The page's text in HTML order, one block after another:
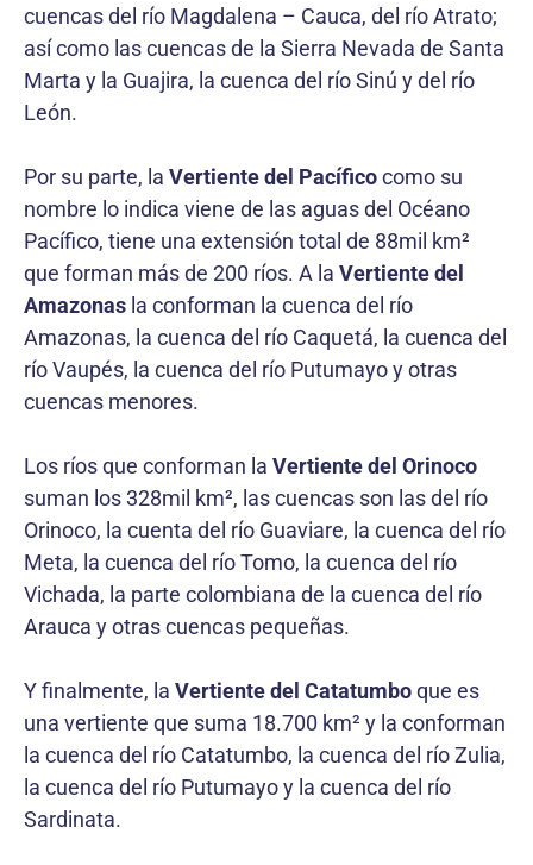
cuencas del río Magdalena – Cauca, del río Atrato;
así como las cuencas de la Sierra Nevada de Santa
Marta y la Guajira, la cuenca del río Sinú y del río
León.
Por su parte, la Vertiente del Pacíficocomo su
nombre lo indica viene de las aguas del Océano
Pacífico, tiene una extensión total de 88mil km²
que forman más de 200 ríos. A la Vertiente del
Amazonas la conforman la cuenca del río
Amazonas, la cuenca del río Caquetá, la cuenca del
río Vaupés, la cuenca del río Putumayo y otras
cuencas menores.
Los ríos que conforman la Vertiente del Orinoco
suman los 328mil km², las cuencas son las del río
Orinoco, la cuenta del río Guaviare, la cuenca del río
Meta, la cuenca del río Tomo, la cuenca del río
Vichada, la parte colombiana de la cuenca del río
Arauca y otras cuencas pequeñas.
Y finalmente, la Vertiente del Catatumboque es
una vertiente que suma 18.700 km² y la conforman
la cuenca del río Catatumbo, la cuenca del río Zulia,
la cuenca del río Putumayo y la cuenca del río
Sardinata.